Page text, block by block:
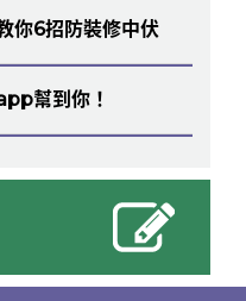
你6招防裝修中伏
幫到你！